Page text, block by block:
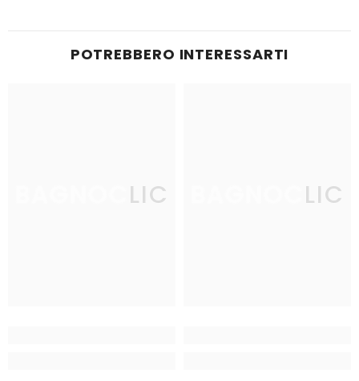
POTREBBERO INTERESSARTI
BAGNOCLIC BAGNOCLIC